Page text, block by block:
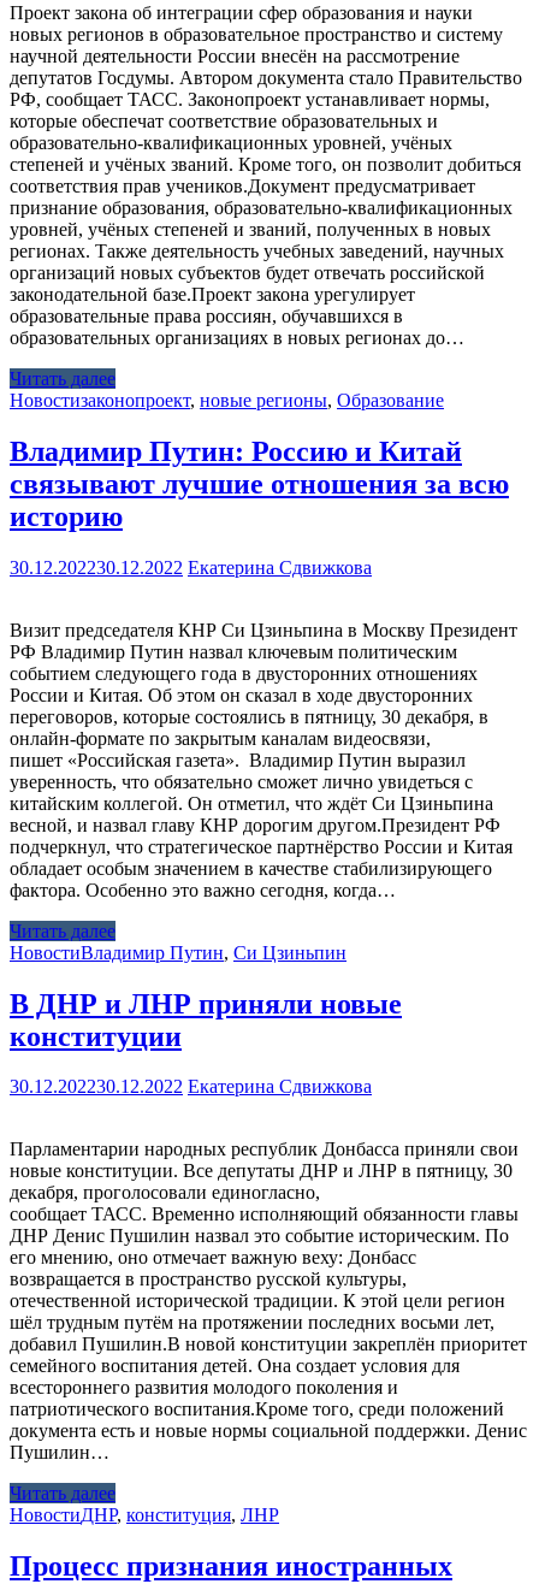
Проект закона об интеграции сфер образования и науки
новых регионов в образовательное пространство и систему
научной деятельности России внесён на рассмотрение
депутатов Госдумы. Автором документа стало Правительство
РФ, сообщает ТАСС. Законопроект устанавливает нормы,
которые обеспечат соответствие образовательных и
образовательно-квалификационных уровней, учёных
степеней и учёных званий. Кроме того, он позволит добиться
соответствия прав учеников.Документ предусматривает
признание образования, образовательно-квалификационных
уровней, учёных степеней и званий, полученных в новых
регионах. Также деятельность учебных заведений, научных
организаций новых субъектов будет отвечать российской
законодательной базе.Проект закона урегулирует
образовательные права россиян, обучавшихся в
образовательных организациях в новых регионах до…
Читать далее
Новостизаконопроект, новые регионы, Образование
Владимир Путин: Россию и Китай
связывают лучшие отношения за всю
историю
30.12.202230.12.2022 Екатерина Сдвижкова
Визит председателя КНР Си Цзиньпина в Москву Президент
РФ Владимир Путин назвал ключевым политическим
событием следующего года в двусторонних отношениях
России и Китая. Об этом он сказал в ходе двусторонних
переговоров, которые состоялись в пятницу, 30 декабря, в
онлайн-формате по закрытым каналам видеосвязи,
пишет «Российская газета». Владимир Путин выразил
уверенность, что обязательно сможет лично увидеться с
китайским коллегой. Он отметил, что ждёт Си Цзиньпина
весной, и назвал главу КНР дорогим другом.Президент РФ
подчеркнул, что стратегическое партнёрство России и Китая
обладает особым значением в качестве стабилизирующего
фактора. Особенно это важно сегодня, когда…
Читать далее
НовостиВладимир Путин, Си Цзиньпин
В ДНР и ЛНР приняли новые
конституции
30.12.202230.12.2022 Екатерина Сдвижкова
Парламентарии народных республик Донбасса приняли свои
новые конституции. Все депутаты ДНР и ЛНР в пятницу, 30
декабря, проголосовали единогласно,
сообщает ТАСС. Временно исполняющий обязанности главы
ДНР Денис Пушилин назвал это событие историческим. По
его мнению, оно отмечает важную веху: Донбасс
возвращается в пространство русской культуры,
отечественной исторической традиции. К этой цели регион
шёл трудным путём на протяжении последних восьми лет,
добавил Пушилин.В новой конституции закреплён приоритет
семейного воспитания детей. Она создает условия для
всестороннего развития молодого поколения и
патриотического воспитания.Кроме того, среди положений
документа есть и новые нормы социальной поддержки. Денис
Пушилин…
Читать далее
НовостиДНР, конституция, ЛНР
Процесс признания иностранных